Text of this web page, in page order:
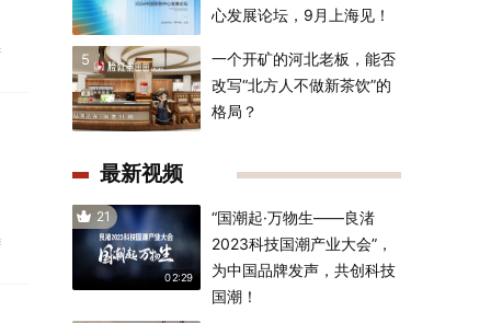
心发展论坛，9月上海见！
5
一个开矿的河北老板，能否
改写“北方人不做新茶饮”的
格局？
最新视频
21
02:29
“国潮起·万物生——良渚
2023科技国潮产业大会”，
为中国品牌发声，共创科技
国潮！